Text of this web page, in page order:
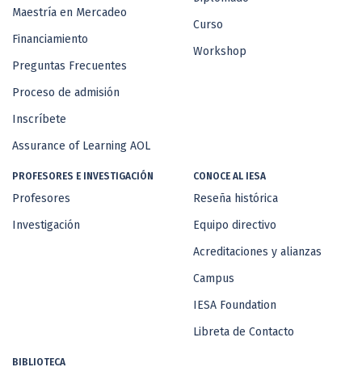
Maestría en Mercadeo
Financiamiento
Preguntas Frecuentes
Proceso de admisión
Inscríbete
Assurance of Learning AOL
Curso
Workshop
PROFESORES E INVESTIGACIÓN
Profesores
Investigación
CONOCE AL IESA
Reseña histórica
Equipo directivo
Acreditaciones y alianzas
Campus
IESA Foundation
Libreta de Contacto
BIBLIOTECA